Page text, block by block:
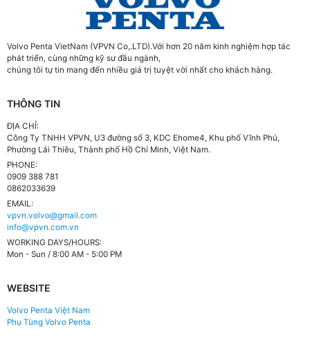
Volvo Penta VietNam (VPVN Co,.LTD).Với hơn 20 năm kinh nghiệm hợp tác
phát triển, cùng những kỹ sư đầu ngành,
chúng tôi tự tin mang đến nhiều giá trị tuyệt vời nhất cho khách hàng.
THÔNG TIN
ĐỊA CHỈ:
Công Ty TNHH VPVN, U3 đường số 3, KDC Ehome4, Khu phố Vĩnh Phú,
Phường Lái Thiêu, Thành phố Hồ Chí Minh, Việt Nam.
PHONE:
0909 388 781
0862033639
EMAIL:
vpvn.volvo@gmail.com
info@vpvn.com.vn
WORKING DAYS/HOURS:
Mon - Sun / 8:00 AM - 5:00 PM
WEBSITE
Volvo Penta Việt Nam
Phụ Tùng Volvo Penta